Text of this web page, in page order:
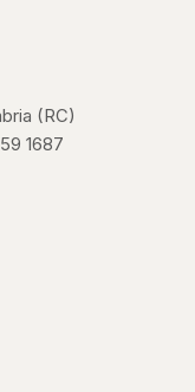
(RC)
1687